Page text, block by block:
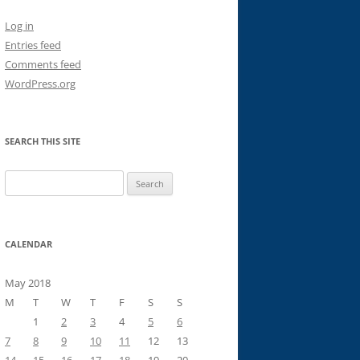
Log in
Entries feed
Comments feed
WordPress.org
SEARCH THIS SITE
for:
CALENDAR
May 2018
M
T W T F S
S
1
2 3 4 5
6
7
8 9 10 11 12
13